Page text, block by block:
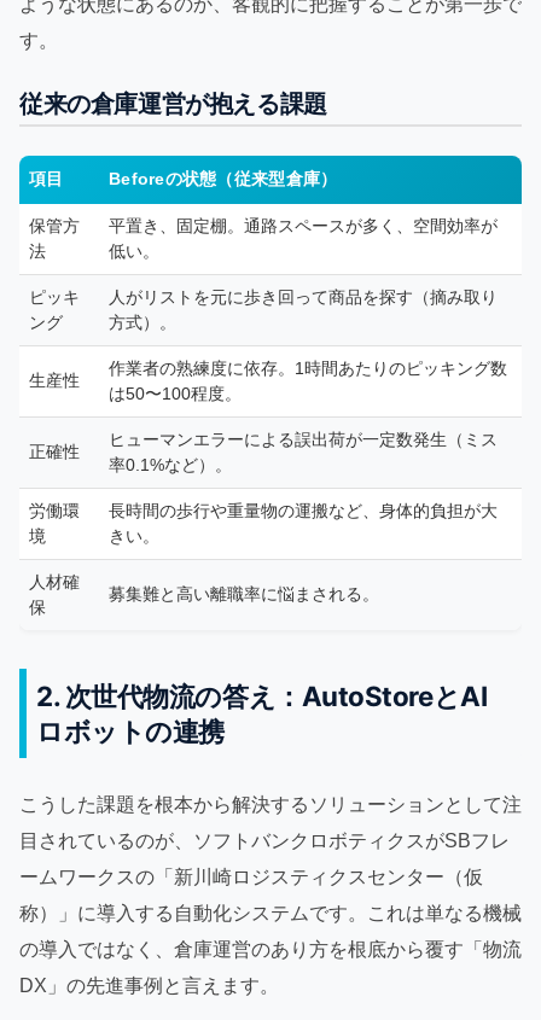
す。
従来の倉庫運営が抱える課題
項目 Beforeの状態（従来型倉庫）
保管方
法
平置き、固定棚。通路スペースが多く、空間効率が
低い。
ピッキ
ング
人がリストを元に歩き回って商品を探す（摘み取り
方式）。
生産性
作業者の熟練度に依存。1時間あたりのピッキング数
は50〜100程度。
正確性
ヒューマンエラーによる誤出荷が一定数発生（ミス
率0.1%など）。
労働環
境
長時間の歩行や重量物の運搬など、身体的負担が大
きい。
人材確
保
募集難と高い離職率に悩まされる。
2. 次世代物流の答え：AutoStoreとAI
ロボットの連携
こうした課題を根本から解決するソリューションとして注
目されているのが、ソフトバンクロボティクスがSBフレ
ームワークスの「新川崎ロジスティクスセンター（仮
称）」に導入する自動化システムです。これは単なる機械
の導入ではなく、倉庫運営のあり方を根底から覆す「物流
DX」の先進事例と言えます。